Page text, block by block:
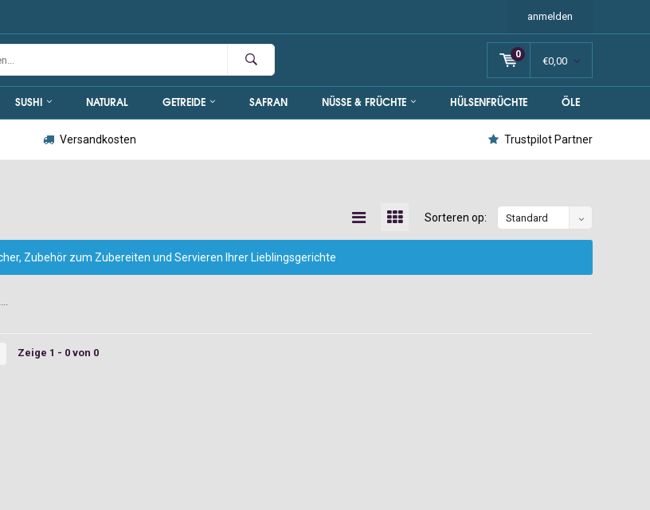
anmelden
0
€0,00
SUSHI NATURAL GETREIDE SAFRAN NÜSSE & FRÜCHTE HÜLSENFRÜCHTE ÖLE
Versandkosten Trustpilot Partner
Sorteren op: Standard
Zubehör zum Zubereiten und Servieren Ihrer Lieblingsgerichte
Zeige 1 - 0 von 0